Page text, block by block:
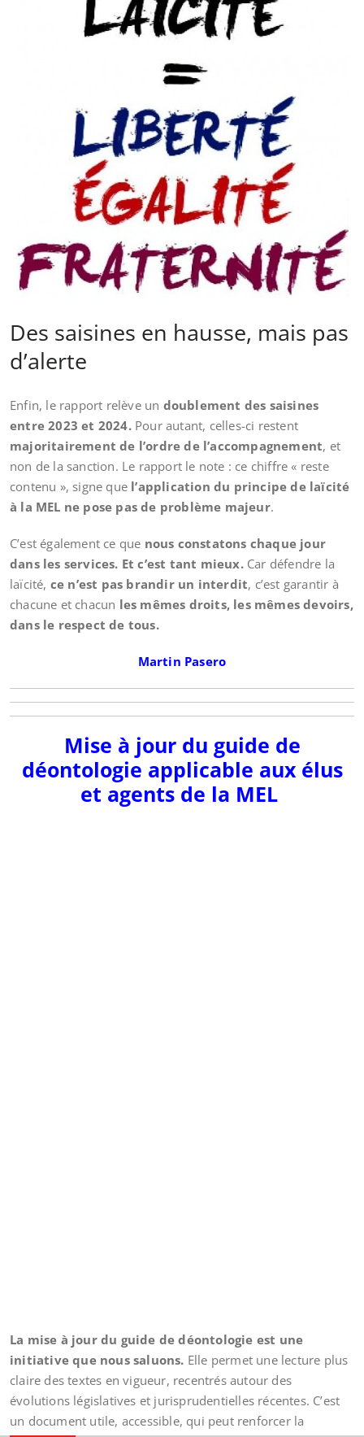
Des saisines en hausse, mais pas
d’alerte
Enfin, le rapport relève un doublement des saisines
entre 2023 et 2024.Pour autant, celles-ci restent
majoritairement de l’ordre de l’accompagnement, et
non de la sanction. Le rapport le note : ce chiffre « reste
contenu », signe que l’application du principe de laïcité
à la MEL ne pose pas de problème majeur.
C’est également ce que nous constatons chaque jour
dans les services. Et c’est tant mieux.Car défendre la
laïcité, ce n’est pas brandir un interdit, c’est garantir à
chacune et chacun les mêmes droits, les mêmes devoirs,
dans le respect de tous.
Martin Pasero
Mise à jour du guide de
déontologie applicable aux élus
et agents de la MEL
La mise à jour du guide de déontologie est une
initiative que nous saluons. Elle permet une lecture plus
claire des textes en vigueur, recentrés autour des
évolutions législatives et jurisprudentielles récentes. C’est
un document utile, accessible, qui peut renforcer la